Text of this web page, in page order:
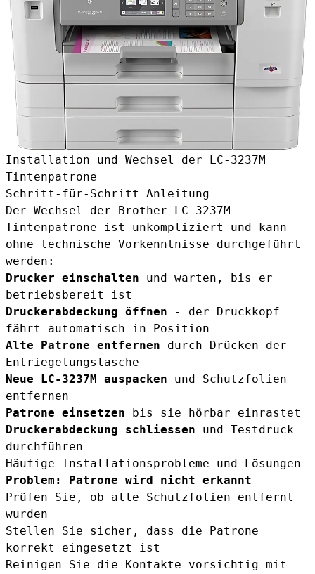
Installation und Wechsel der LC-3237M
Tintenpatrone
Schritt-für-Schritt Anleitung
Der Wechsel der Brother LC-3237M
Tintenpatrone ist unkompliziert und kann
ohne technische Vorkenntnisse durchgeführt
werden:
Drucker einschalten und warten, bis er
betriebsbereit ist
Druckerabdeckung öffnen - der Druckkopf
fährt automatisch in Position
Alte Patrone entfernen durch Drücken der
Entriegelungslasche
Neue LC-3237M auspacken und Schutzfolien
entfernen
Patrone einsetzen bis sie hörbar einrastet
Druckerabdeckung schliessen und Testdruck
durchführen
Häufige Installationsprobleme und Lösungen
Problem: Patrone wird nicht erkannt
Prüfen Sie, ob alle Schutzfolien entfernt
wurden
Stellen Sie sicher, dass die Patrone
korrekt eingesetzt ist
Reinigen Sie die Kontakte vorsichtig mit